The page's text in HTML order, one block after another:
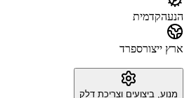
הנעהקדמית
ארץ ייצורספרד
מנוע, ביצועים וצריכת דלק